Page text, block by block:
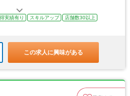
実績有り スキルアップ
店舗数30以上
この求人に興味がある